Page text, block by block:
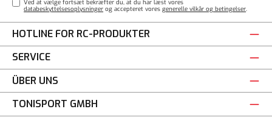
Ved at vælge fortsæt bekræfter du, at du har læst vores
databeskyttelsesoplysninger og accepteret voresgenerelle vilkår og betingelser.
HOTLINE FOR RC-PRODUKTER
SERVICE
ÜBER UNS
TONISPORT GMBH